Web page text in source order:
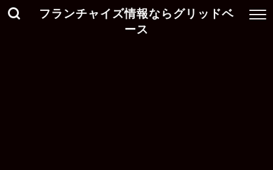
フランチャイズ情報ならグリッドベ
ース